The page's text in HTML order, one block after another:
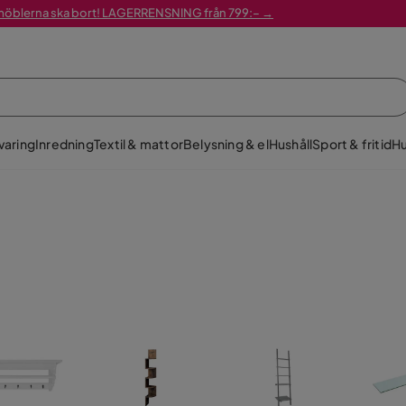
ska bort! LAGERRENSNING från 799:– →
InredningTextil & mattorBelysning & elHushållSport & fritid